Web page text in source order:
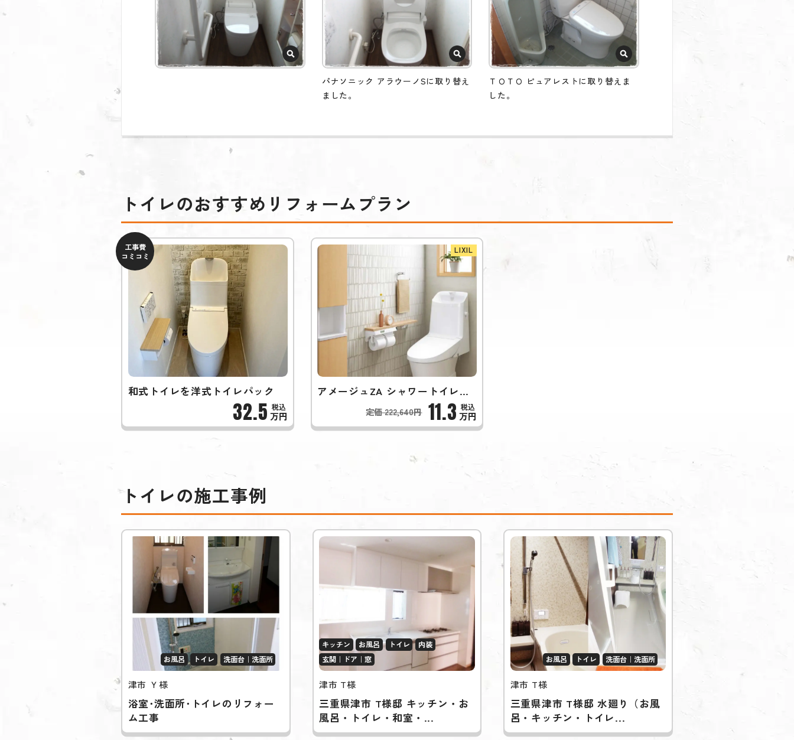
パナソニック アラウーノSに取り替え
ました。
ＴＯＴＯ ピュアレストに取り替えま
した。
トイレのおすすめリフォームプラン
工事費
コミコミ
和式トイレを洋式トイレパック
32.5 万円
LIXIL
アメージュZA シャワートイレ（フチレス）
定価 222,640円 11.3 万円
トイレの施工事例
お風呂 トイレ 洗面台｜洗面所
津市 Ｙ様
浴室･洗面所･トイレのリフォー
ム工事
キッチン お風呂 トイレ
内装
玄関｜ドア｜窓
津市 T様
三重県津市 T様邸 キッチン・お
風呂・トイレ・和室・...
お風呂 トイレ 洗面台｜洗面所
津市 T様
三重県津市 T様邸 水廻り（お風
呂・キッチン・トイレ...